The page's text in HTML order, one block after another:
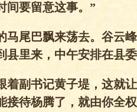
间要留意这事。”
尾巴飘来荡去。谷云
县里来，中午安排在县
着副书记黄子堤，这就
接待杨腾了，就由你全